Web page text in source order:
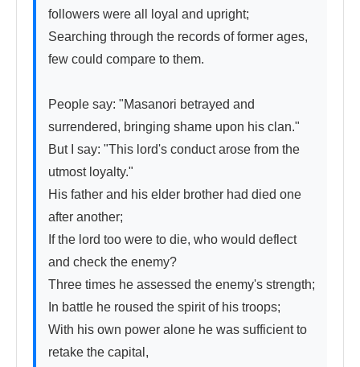
followers were all loyal and upright;
Searching through the records of former ages,
few could compare to them.
People say: "Masanori betrayed and
surrendered, bringing shame upon his clan."
But I say: "This lord's conduct arose from the
utmost loyalty."
His father and his elder brother had died one
after another;
If the lord too were to die, who would deflect
and check the enemy?
Three times he assessed the enemy's strength;
In battle he roused the spirit of his troops;
With his own power alone he was sufficient to
retake the capital,